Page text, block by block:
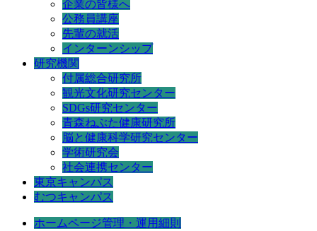
企業の皆様へ
公務員講座
先輩の就活
インターンシップ
研究機関
付属総合研究所
観光文化研究センター
SDGs研究センター
青森ねぶた健康研究所
脳と健康科学研究センター
学術研究会
社会連携センター
東京キャンパス
むつキャンパス
ホームページ管理・運用細則